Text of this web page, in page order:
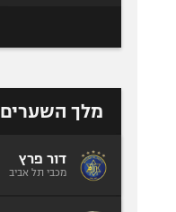
מלך השערים
דור פרץ
מכבי תל אביב